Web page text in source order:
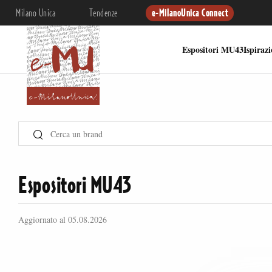
Milano Unica Tendenze e-MilanoUnica Connect
Espositori MU43
Espositori MU43
Aggiornato al 05.08.2026